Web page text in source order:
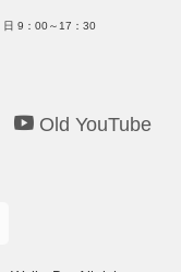
日 9：00～17：30
Old YouTube